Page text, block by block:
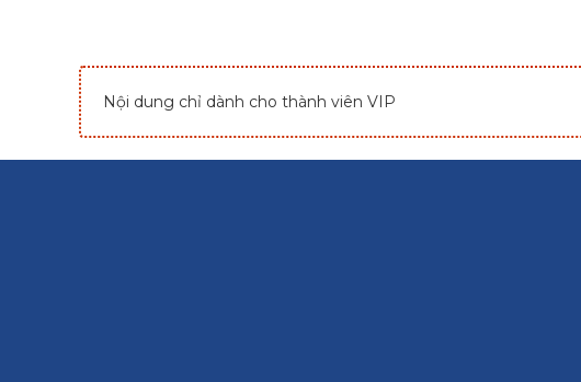
Nội dung chỉ dành cho thành viên VIP